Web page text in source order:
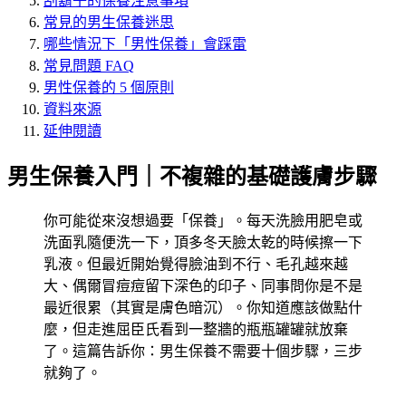
常見的男生保養迷思
哪些情況下「男性保養」會踩雷
常見問題 FAQ
男性保養的 5 個原則
資料來源
延伸閱讀
男生保養入門｜不複雜的基礎護膚步驟
你可能從來沒想過要「保養」。每天洗臉用肥皂或
洗面乳隨便洗一下，頂多冬天臉太乾的時候擦一下
乳液。但最近開始覺得臉油到不行、毛孔越來越
大、偶爾冒痘痘留下深色的印子、同事問你是不是
最近很累（其實是膚色暗沉）。你知道應該做點什
麼，但走進屈臣氏看到一整牆的瓶瓶罐罐就放棄
了。這篇告訴你：男生保養不需要十個步驟，三步
就夠了。